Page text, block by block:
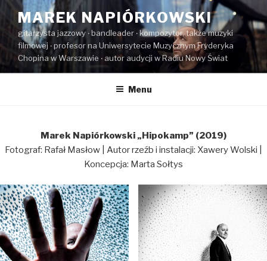
Przeskocz
treści
MAREK NAPIÓRKOWSKI
gitarzysta jazzowy ‧ bandleader ‧ kompozytor, także muzyki
filmowej ‧ profesor na Uniwersytecie Muzycznym Fryderyka
Chopina w Warszawie ‧ autor audycji w Radiu Nowy Świat
Menu
Marek Napiórkowski „Hipokamp” (2019)
Fotograf: Rafał Masłow | Autor rzeźb i instalacji: Xawery Wolski |
Koncepcja: Marta Sołtys